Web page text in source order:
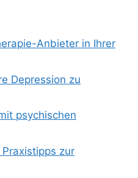
Anbieter in Ihrer
Depression zu
psychischen
zur